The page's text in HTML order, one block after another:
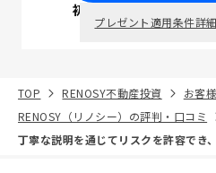
初回面談で ポ
プレゼント適用条件詳細
TOP RENOSY不動産投資
お客
RENOSY（リノシー）の評判・口コミ
丁寧な説明を通じてリスクを許容でき